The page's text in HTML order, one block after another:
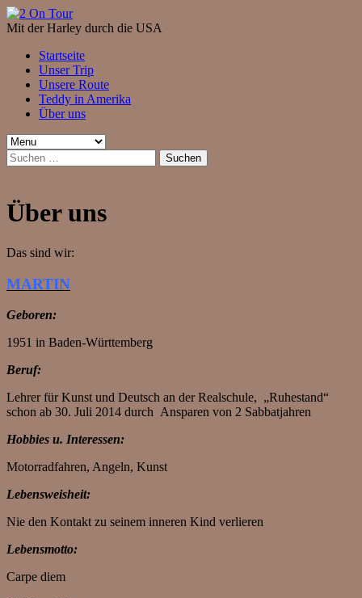
Mit der Harley durch die USA
Startseite
Unser Trip
Unsere Route
Teddy in Amerika
Über uns
Suchen
nach:
Über uns
Das sind wir:
MARTIN
Geboren:
1951 in Baden-Württemberg
Beruf:
Lehrer für Kunst und Deutsch an der Realschule, „Ruhestand“
schon ab 30. Juli 2014 durch Ansparen von 2 Sabbatjahren
Hobbies u. Interessen:
Motorradfahren, Angeln, Kunst
Lebensweisheit:
Nie den Kontakt zu seinem inneren Kind verlieren
Lebensmotto:
Carpe diem